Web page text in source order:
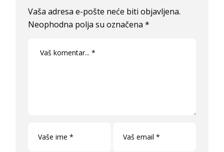
Vaša adresa e-pošte neće biti objavljena.
Neophodna polja su označena*